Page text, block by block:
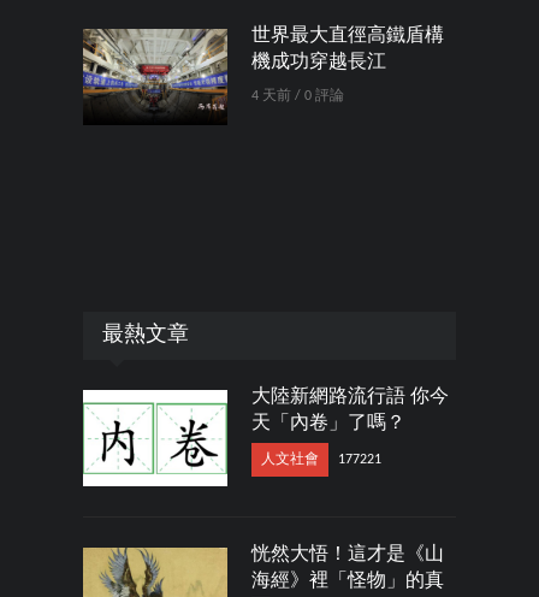
世界最大直徑高鐵盾構
機成功穿越長江
4 天前 / 0 評論
最熱文章
大陸新網路流行語 你今
天「內卷」了嗎？
人文社會 177221
恍然大悟！這才是《山
海經》裡「怪物」的真